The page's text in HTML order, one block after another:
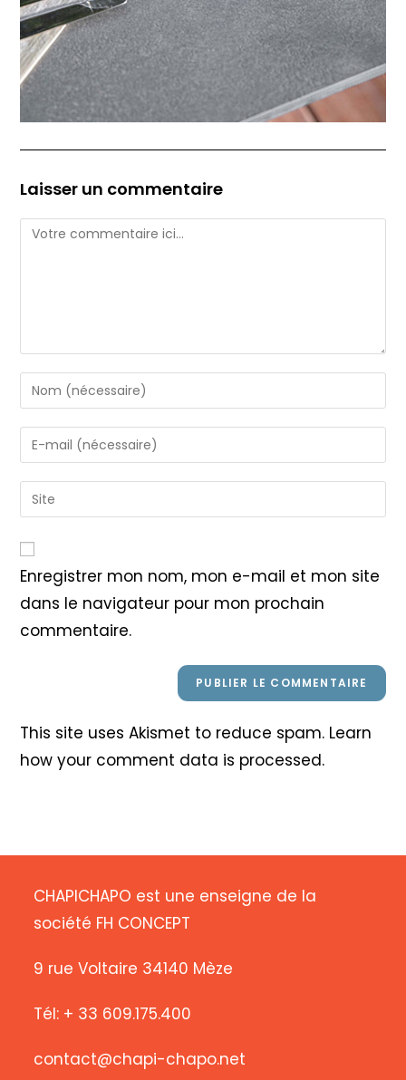
Laisser un commentaire
Comment
Enter
your
name
or
to
comment
Enter
your
email
address
Saisir
l’URL
votre
site
(facultatif)
Enregistrer mon nom, mon e-mail et mon site
dans le navigateur pour mon prochain
commentaire.
This site uses Akismet to reduce spam. Learn
how your comment data is processed.
CHAPICHAPO est une enseigne de la
société FH CONCEPT
9 rue Voltaire 34140 Mèze
Tél: + 33 609.175.400
contact@chapi-chapo.net